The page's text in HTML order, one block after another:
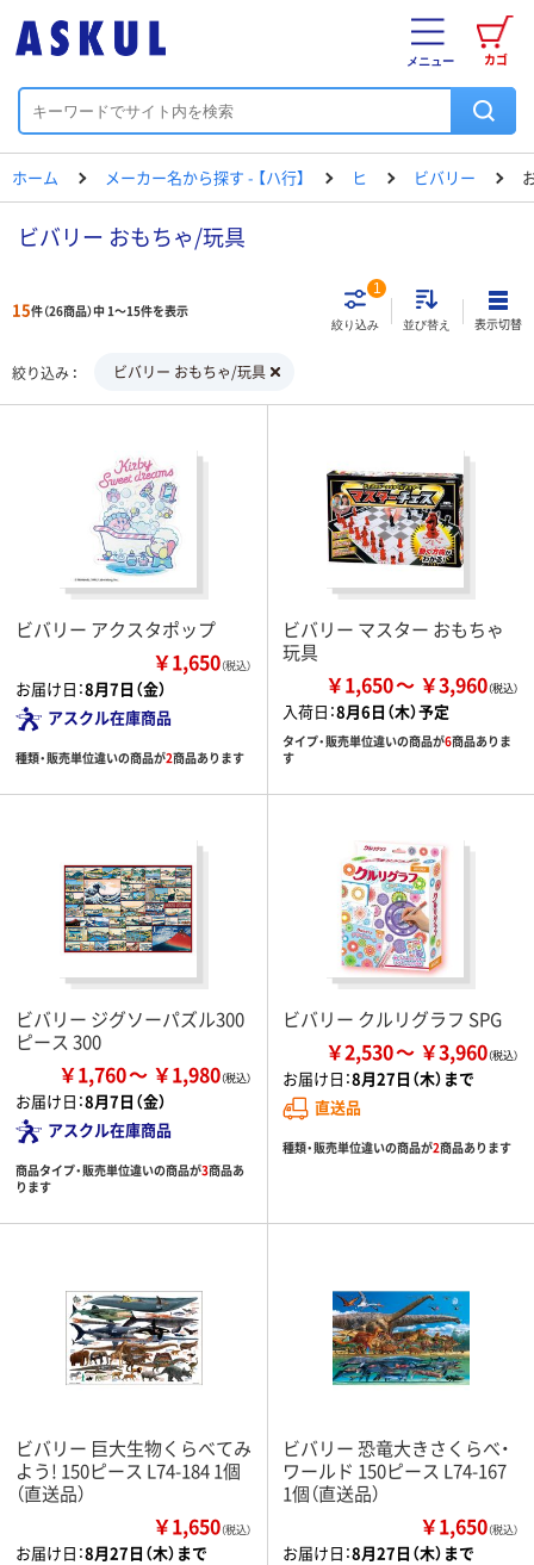
カゴ
メニュー
ホーム メーカー名から探す - 【ハ行】 ヒ ビバリー
ビバリー おもちゃ/玩具
15件（26商品）中 1～15件を表示
絞り込み
1
並び替え 表示切替
絞り込み ビバリー おもちゃ/玩具
ビバリー アクスタポップ
￥1,650（税込）
お届け日：8月7日（金）
アスクル在庫商品
種類・販売単位違いの商品が2商品あります
ビバリー マスター おもちゃ
玩具
￥1,650 ￥3,960
入荷日：8月6日（木）予定
タイプ・販売単位違いの商品が6商品ありま
す
ビバリー ジグソーパズル300
ピース 300
￥1,760 ￥1,980
お届け日：8月7日（金）
アスクル在庫商品
商品タイプ・販売単位違いの商品が3商品あ
ります
ビバリー クルリグラフ SPG
￥2,530 ￥3,960
お届け日：8月27日（木）まで
直送品
種類・販売単位違いの商品が2商品あります
ビバリー 巨大生物くらべてみ
よう! 150ピース L74-184 1個
（直送品）
￥1,650（税込）
お届け日：8月27日（木）まで
ビバリー 恐竜大きさくらべ・
ワールド 150ピース L74-167
1個（直送品）
￥1,650（税込）
お届け日：8月27日（木）まで